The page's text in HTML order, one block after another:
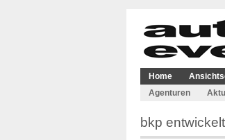
Home
Agenturen
bkp